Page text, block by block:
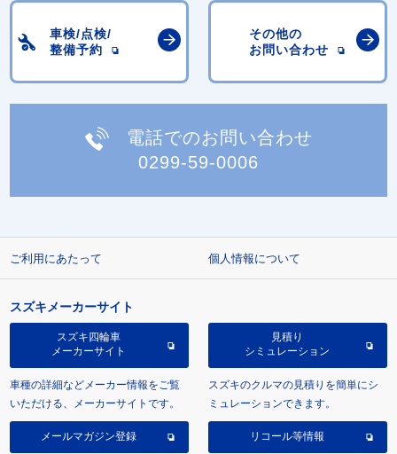
車検/点検/
整備予約
その他の
お問い合わせ
電話でのお問い合わせ
0299-59-0006
ご利用にあたって 個人情報について
スズキメーカーサイト
スズキ四輪車
メーカーサイト
車種の詳細などメーカー情報をご覧
いただける、メーカーサイトです。
見積り
シミュレーション
スズキのクルマの見積りを簡単にシ
ミュレーションできます。
メールマガジン登録 リコール等情報